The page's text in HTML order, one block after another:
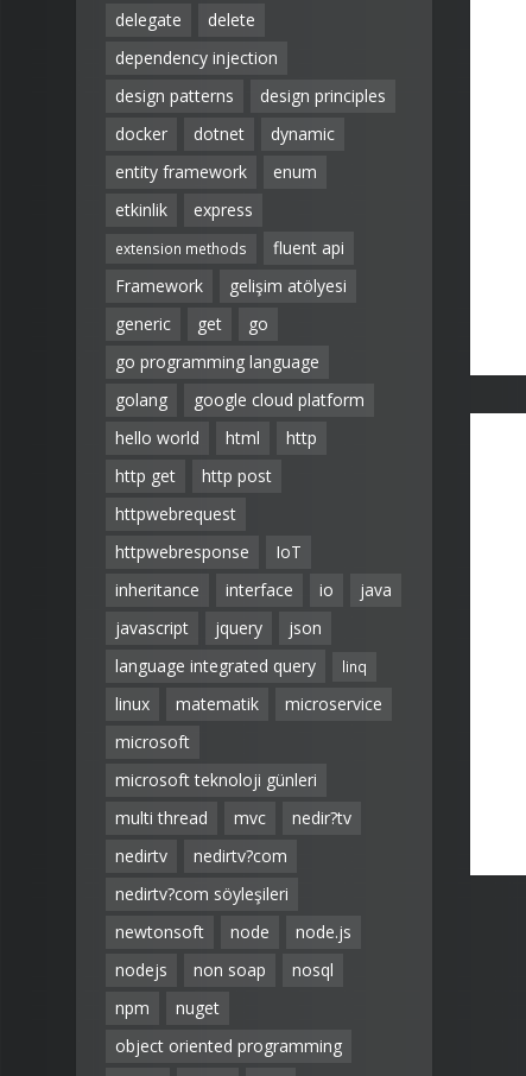
delegate
delete
dependency injection
design patterns
design principles
docker
dotnet
dynamic
entity framework
enum
etkinlik
express
extension methods
fluent api
Framework
gelişim atölyesi
generic
get
go
go programming language
golang
google cloud platform
hello world
html
http
http get
http post
httpwebrequest
httpwebresponse
IoT
inheritance
interface io
java
javascript
jquery
json
language integrated query
linq
linux matematik
microservice
microsoft
microsoft teknoloji günleri
multi thread
mvc
nedir?tv
nedirtv
nedirtv?com
nedirtv?com söyleşileri
newtonsoft
node
node.js
nodejs
non soap
nosql
npm
nuget
object oriented programming